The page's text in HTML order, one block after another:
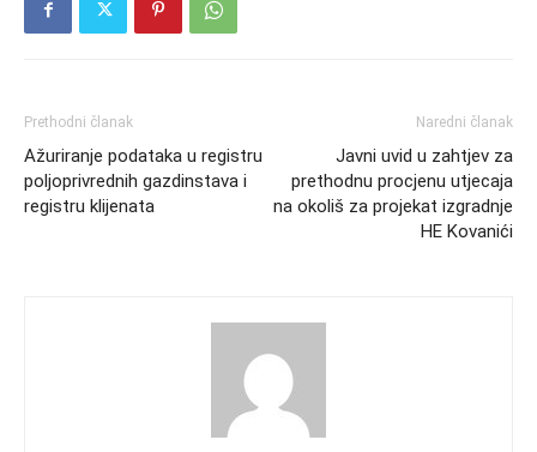
Prethodni članak
Ažuriranje podataka u registru
poljoprivrednih gazdinstava i
registru klijenata
Naredni članak
Javni uvid u zahtjev za
prethodnu procjenu utjecaja
na okoliš za projekat izgradnje
HE Kovanići